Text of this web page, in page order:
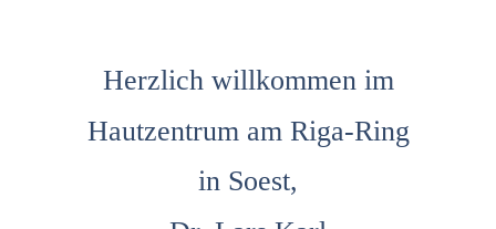
Herzlich willkommen im
Hautzentrum am Riga-Ring
in Soest,